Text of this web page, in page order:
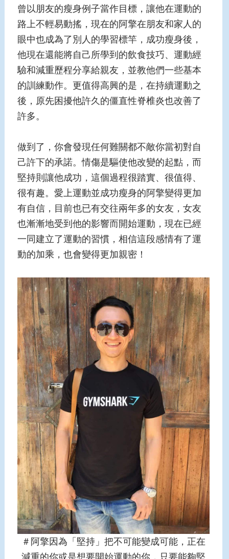
曾以朋友的瘦身例子當作目標，讓他在運動的
路上不輕易動搖，現在的阿擎在朋友和家人的
眼中也成為了別人的學習標竿，成功瘦身後，
他現在還能將自己所學到的飲食技巧、運動經
驗和減重歷程分享給親友，並教他們一些基本
的訓練動作。更值得高興的是，在持續運動之
後，原先困擾他許久的僵直性脊椎炎也改善了
許多。
做到了，你會發現任何難關都不敵你當初對自
己許下的承諾。情傷是驅使他改變的起點，而
堅持則讓他成功，這個過程很踏實、很值得、
很有趣。愛上運動並成功瘦身的阿擎變得更加
有自信，目前也已有交往兩年多的女友，女友
也漸漸地受到他的影響而開始運動，現在已經
一同建立了運動的習慣，相信這段感情有了運
動的加乘，也會變得更加親密！
＃阿擎因為「堅持」把不可能變成可能，正在
減重的你或是想要開始運動的你，只要能夠堅